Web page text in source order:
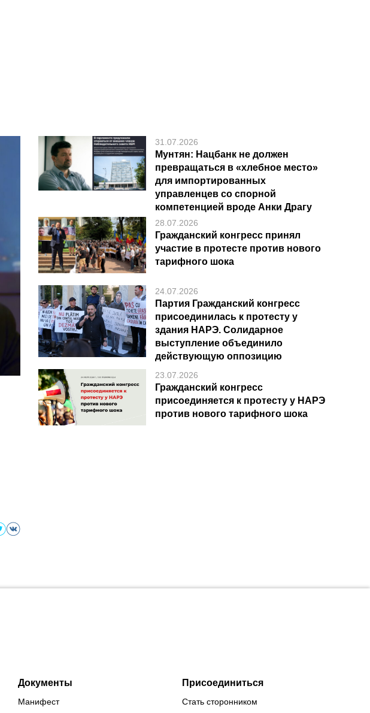
31.07.2026
Мунтян: Нацбанк не должен
превращаться в «хлебное место»
для импортированных
управленцев со спорной
компетенцией вроде Анки Драгу
28.07.2026
Гражданский конгресс принял
участие в протесте против нового
тарифного шока
24.07.2026
Партия Гражданский конгресс
присоединилась к протесту у
здания НАРЭ. Солидарное
выступление объединило
действующую оппозицию
23.07.2026
Гражданский конгресс
присоединяется к протесту у НАРЭ
против нового тарифного шока
Документы
Манифест
Присоединиться
Стать сторонником